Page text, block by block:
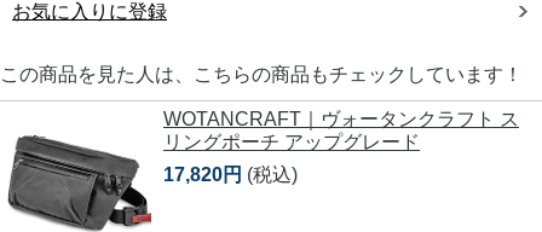
お気に入りに登録
この商品を見た人は、こちらの商品もチェックしています！
WOTANCRAFT｜ヴォータンクラフト ス
リングポーチ アップグレード
17,820円 (税込)